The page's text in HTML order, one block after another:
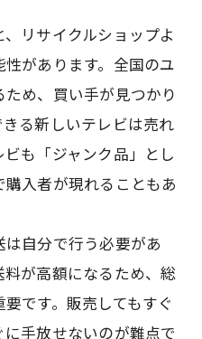
リサイクルショップよ
があります。全国のユ
め、買い手が見つかり
る新しいテレビは売れ
も「ジャンク品」とし
入者が現れることもあ
自分で行う必要があ
が高額になるため、総
です。販売してもすぐ
手放せないのが難点で